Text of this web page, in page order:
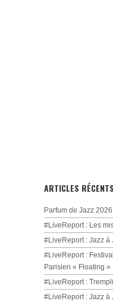
ARTICLES RÉCENTS
Parfum de Jazz
#LiveReport : Les
#LiveReport : Jazz à
#LiveReport :
Parisien « Floating »
#LiveReport :
#LiveReport : Jazz à